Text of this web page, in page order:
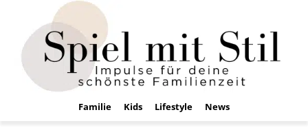
Familie Kids Lifestyle News